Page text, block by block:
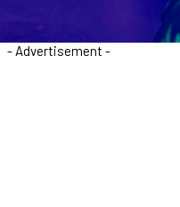
- Advertisement -